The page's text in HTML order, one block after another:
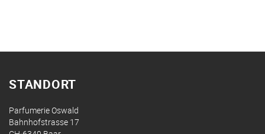
STANDORT
Parfumerie Oswald
Bahnhofstrasse 17